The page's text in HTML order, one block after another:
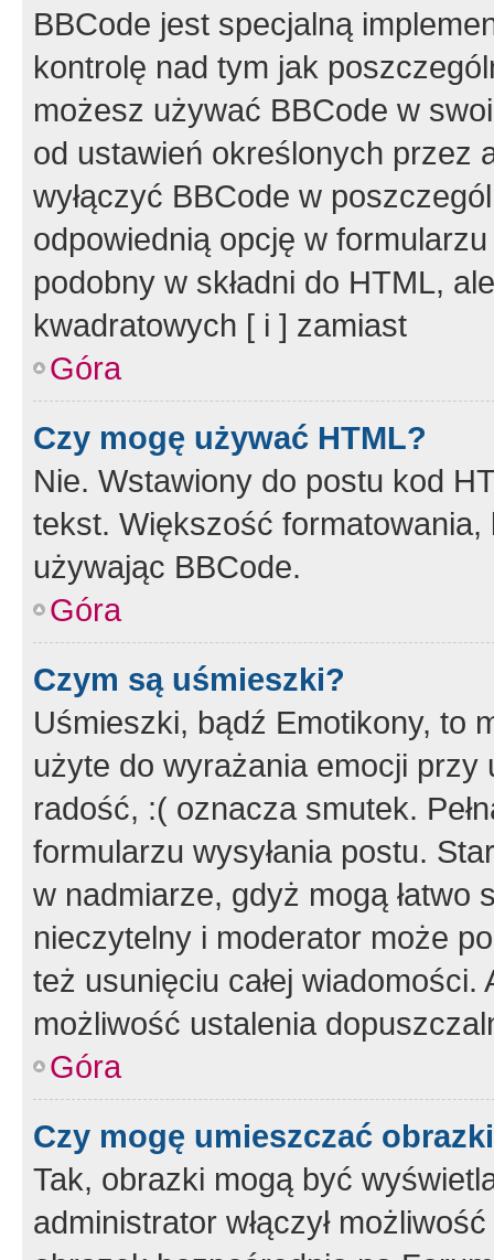
BBCode jest specjalną
kontrolę nad tym jak
możesz używać BBCode w
od ustawień określonych przez
wyłączyć BBCode w
odpowiednią opcję w
podobny w składni do HTML,
kwadratowych [ i ] zamiast
Góra
Czy mogę używać HTML?
Nie. Wstawiony do postu kod
tekst. Większość
używając BBCode.
Góra
Czym są uśmieszki?
Uśmieszki, bądź Emotikony, to
użyte do wyrażania emocji
radość, :( oznacza smutek.
formularzu wysyłania postu.
w nadmiarze, gdyż mogą
nieczytelny i moderator może
też usunięciu całej
możliwość ustalenia
Góra
Czy mogę umieszczać
Tak, obrazki mogą być
administrator włączył